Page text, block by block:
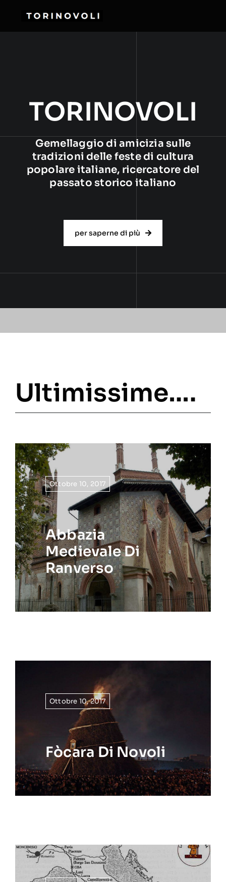
TORINOVOLI
Gemellaggio di amicizia sulle
tradizioni delle feste di cultura
popolare italiane, ricercatore del
passato storico italiano
per saperne di più
Ultimissime….
Ottobre 10, 2017
Abbazia
Medievale Di
Ranverso
Ottobre 10, 2017
Fòcara Di Novoli